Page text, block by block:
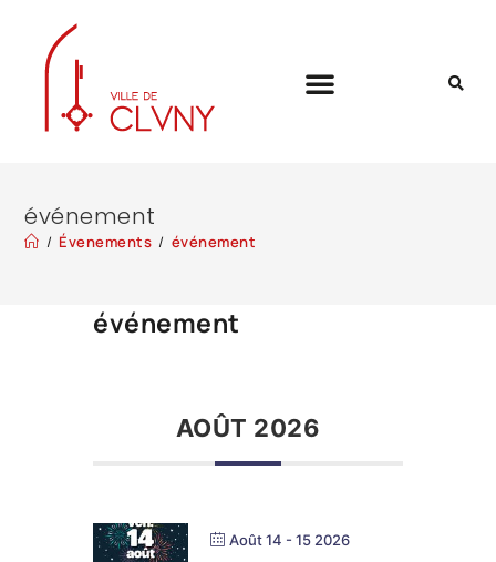
événement
/ Évenements / événement
événement
AOÛT 2026
Août 14 - 15 2026